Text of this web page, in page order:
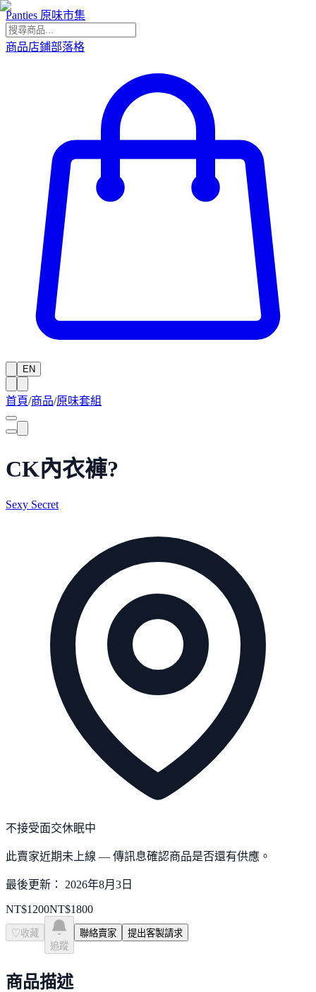
Panties 原味市集
商品店鋪部落格
EN
首頁/商品/原味套組
CK內衣褲?
Sexy Secret
不接受面交休眠中
此賣家近期未上線 — 傳訊息確認商品是否還有供應。
最後更新： 2026年8月3日
NT$1200NT$1800
♡ 收藏
追蹤
聯絡賣家 提出客製請求
商品描述